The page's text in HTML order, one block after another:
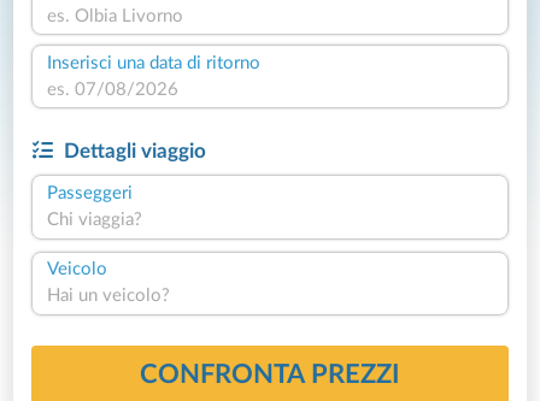
Inserisci una data di ritorno
Dettagli viaggio
Passeggeri
Chi viaggia?
Veicolo
Hai un veicolo?
CONFRONTA PREZZI